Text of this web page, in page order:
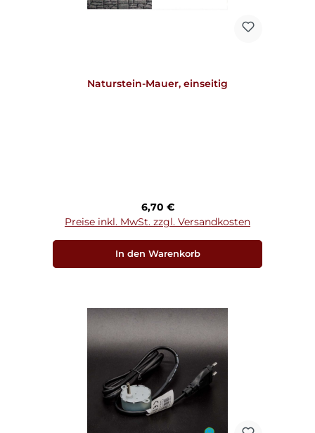
Naturstein-Mauer, einseitig
Regulärer Preis:
6,70 €
Preise inkl. MwSt. zzgl. Versandkosten
In den Warenkorb